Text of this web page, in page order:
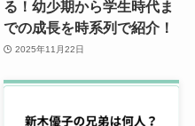
る！幼少期から学生時代ま
での成長を時系列で紹介！
2025年11月22日